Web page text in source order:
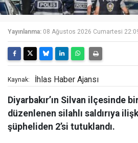
Yayınlanma: 08 Ağustos 2026 Cumartesi
Kaynak: İhlas Haber Ajansı
Diyarbakır’ın Silvan ilçesinde
düzenlenen silahlı saldırıya
şüpheliden 2’si tutuklandı.